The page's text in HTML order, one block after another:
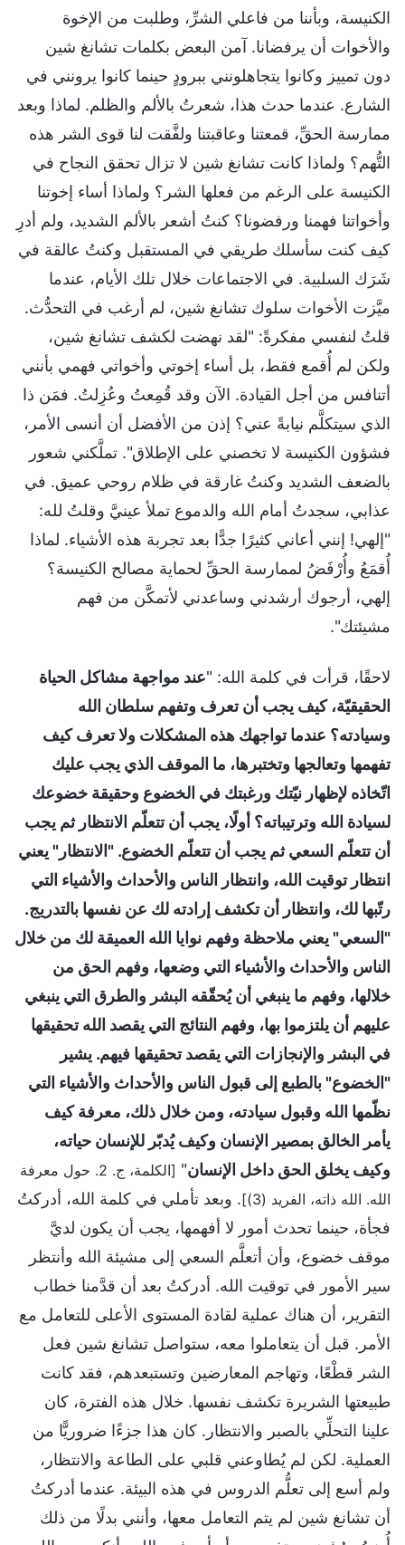
الكنيسة، وبأننا من فاعلي الشرِّ، وطلبت من الإخوة
والأخوات أن يرفضانا. آمن البعض بكلمات تشانغ شين
دون تمييز وكانوا يتجاهلونني ببرودٍ حينما كانوا يرونني في
الشارع. عندما حدث هذا، شعرتُ بالألم والظلم. لماذا وبعد
ممارسة الحقِّ، قمعتنا وعاقبتنا ولفَّقت لنا قوى الشر هذه
التُّهم؟ ولماذا كانت تشانغ شين لا تزال تحقق النجاح في
الكنيسة على الرغم من فعلها الشر؟ ولماذا أساء إخوتنا
وأخواتنا فهمنا ورفضونا؟ كنتُ أشعر بالألم الشديد، ولم أدرِ
كيف كنت سأسلك طريقي في المستقبل وكنتُ عالقة في
شَرَك السلبية. في الاجتماعات خلال تلك الأيام، عندما
ميَّزت الأخوات سلوك تشانغ شين، لم أرغب في التحدُّث.
قلتُ لنفسي مفكرةً: "لقد نهضت لكشف تشانغ شين،
ولكن لم أُقمع فقط، بل أساء إخوتي وأخواتي فهمي بأنني
أتنافس من أجل القيادة. الآن وقد قُمِعتُ وعُزِلتُ. فمَن ذا
الذي سيتكلَّم نيابةً عني؟ إذن من الأفضل أن أنسى الأمر،
فشؤون الكنيسة لا تخصني على الإطلاق". تملَّكني شعور
بالضعف الشديد وكنتُ غارقة في ظلام روحي عميق. في
عذابي، سجدتُ أمام الله والدموع تملأ عينيَّ وقلتُ لله:
"إلهي! إنني أعاني كثيرًا جدًّا بعد تجربة هذه الأشياء. لماذا
أُقمَعُ وأُرْفَضُ لممارسة الحقِّ لحماية مصالح الكنيسة؟
إلهي، أرجوك أرشدني وساعدني لأتمكَّن من فهم
مشيئتك".
لاحقًا، قرأت في كلمة الله: "عند مواجهة مشاكل الحياة
الحقيقيّة، كيف يجب أن تعرف وتفهم سلطان الله
وسيادته؟ عندما تواجهك هذه المشكلات ولا تعرف كيف
تفهمها وتعالجها وتختبرها، ما الموقف الذي يجب عليك
اتّخاذه لإظهار نيّتك ورغبتك في الخضوع وحقيقة خضوعك
لسيادة الله وترتيباته؟ أولًا، يجب أن تتعلّم الانتظار ثم يجب
أن تتعلّم السعي ثم يجب أن تتعلّم الخضوع. "الانتظار" يعني
انتظار توقيت الله، وانتظار الناس والأحداث والأشياء التي
رتّبها لك، وانتظار أن تكشف إرادته لك عن نفسها بالتدريج.
"السعي" يعني ملاحظة وفهم نوايا الله العميقة لك من خلال
الناس والأحداث والأشياء التي وضعها، وفهم الحق من
خلالها، وفهم ما ينبغي أن يُحقّقه البشر والطرق التي ينبغي
عليهم أن يلتزموا بها، وفهم النتائج التي يقصد الله تحقيقها
في البشر والإنجازات التي يقصد تحقيقها فيهم. يشير
"الخضوع" بالطبع إلى قبول الناس والأحداث والأشياء التي
نظّمها الله وقبول سيادته، ومن خلال ذلك، معرفة كيف
يأمر الخالق بمصير الإنسان وكيف يُدبّر للإنسان حياته،
وكيف يخلق الحق داخل الإنسان"
[الكلمة، ج. 2. حول معرفة
الله. الله ذاته، الفريد (3)]
. وبعد تأملي في كلمة الله، أدركتُ
فجأة، حينما تحدث أمور لا أفهمها، يجب أن يكون لديَّ
موقف خضوع، وأن أتعلَّم السعي إلى مشيئة الله وأنتظر
سير الأمور في توقيت الله. أدركتُ بعد أن قدَّمنا خطاب
التقرير، أن هناك عملية لقادة المستوى الأعلى للتعامل مع
الأمر. قبل أن يتعاملوا معه، ستواصل تشانغ شين فعل
الشر قطْعًا، وتهاجم المعارضين وتستبعدهم، فقد كانت
طبيعتها الشريرة تكشف نفسها. خلال هذه الفترة، كان
علينا التحلِّي بالصبر والانتظار. كان هذا جزءًا ضروريًّا من
العملية. لكن لم يُطاوعني قلبي على الطاعة والانتظار،
ولم أسع إلى تعلُّم الدروس في هذه البيئة. عندما أدركتُ
أن تشانغ شين لم يتم التعامل معها، وأنني بدلًا من ذلك